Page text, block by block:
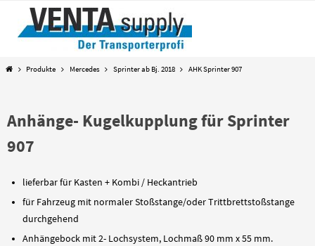
springen
StartProdukte Mercedes Sprinter ab Bj. 2018 AHK Sprinter 907
Anhänge- Kugelkupplung für Sprinter
907
lieferbar für Kasten + Kombi / Heckantrieb
für Fahrzeug mit normaler Stoßstange/oder Trittbrettstoßstange
durchgehend
Anhängebock mit 2- Lochsystem, Lochmaß 90 mm x 55 mm.